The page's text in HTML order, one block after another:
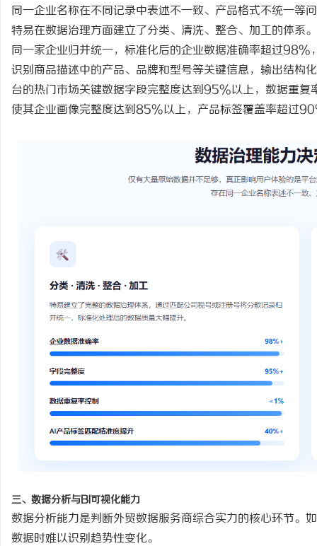
同一企业名称在不同记录中表述不一致、产品格式不统一等
特易在数据治理方面建立了分类、清洗、整合、加工的体系
同一家企业归并统一，标准化后的企业数据准确率超过98%
识别商品描述中的产品、品牌和型号等关键信息，输出结
台的热门市场关键数据字段完整度达到95%以上，数据重
使其企业画像完整度达到85%以上，产品标签覆盖率超过
三、数据分析与BI可视化能力
数据分析能力是判断外贸数据服务商综合实力的核心环节。
数据时难以识别趋势性变化。